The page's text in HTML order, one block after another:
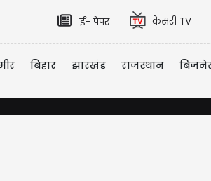
ई- पेपर केसरी TV
बिहार झारखंड राजस्थान